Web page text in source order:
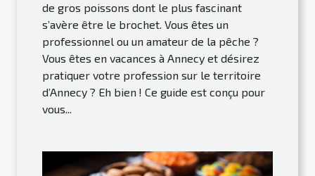
de gros poissons dont le plus fascinant
s’avère être le brochet. Vous êtes un
professionnel ou un amateur de la pêche ?
Vous êtes en vacances à Annecy et désirez
pratiquer votre profession sur le territoire
d’Annecy ? Eh bien ! Ce guide est conçu pour
vous...